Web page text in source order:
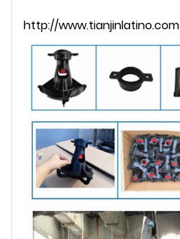
http://www.tianjinlatino.com